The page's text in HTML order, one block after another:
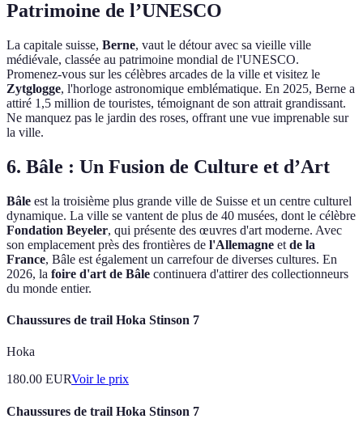
Patrimoine de l’UNESCO
La capitale suisse, Berne, vaut le détour avec sa vieille ville
médiévale, classée au patrimoine mondial de l'UNESCO.
Promenez-vous sur les célèbres arcades de la ville et visitez le
Zytglogge, l'horloge astronomique emblématique. En 2025, Berne a
attiré 1,5 million de touristes, témoignant de son attrait grandissant.
Ne manquez pas le jardin des roses, offrant une vue imprenable sur
la ville.
6. Bâle : Un Fusion de Culture et d’Art
Bâle est la troisième plus grande ville de Suisse et un centre culturel
dynamique. La ville se vantent de plus de 40 musées, dont le célèbre
Fondation Beyeler, qui présente des œuvres d'art moderne. Avec
son emplacement près des frontières de l'Allemagne et de la
France, Bâle est également un carrefour de diverses cultures. En
2026, la foire d'art de Bâle continuera d'attirer des collectionneurs
du monde entier.
Chaussures de trail Hoka Stinson 7
Hoka
180.00 EURVoir le prix
Chaussures de trail Hoka Stinson 7